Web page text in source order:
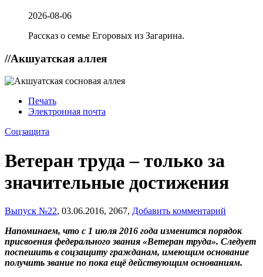
2026-08-06
Рассказ о семье Егоровых из Загарина.
//Акшуатская аллея
Печать
Электронная почта
Соцзащита
Ветеран труда – только за
значительные достижения
Выпуск №22, 03.06.2016, 2067, Добавить комментарий
Напоминаем, что с 1 июля 2016 года изменится порядок
присвоения федерального звания «Ветеран труда». Следует
поспешить в соцзащиту гражданам, имеющим основание
получить звание по пока ещё действующим основаниям.